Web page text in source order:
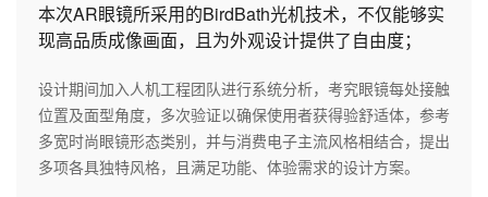
本次AR眼镜所采用的BirdBath光机技术，不仅能够实
现高品质成像画面，且为外观设计提供了自由度；
设计期间加入人机工程团队进行系统分析，考究眼镜每处接触
位置及面型角度，多次验证以确保使用者获得验舒适体，参考
多宽时尚眼镜形态类别，并与消费电子主流风格相结合，提出
多项各具独特风格，且满足功能、体验需求的设计方案。